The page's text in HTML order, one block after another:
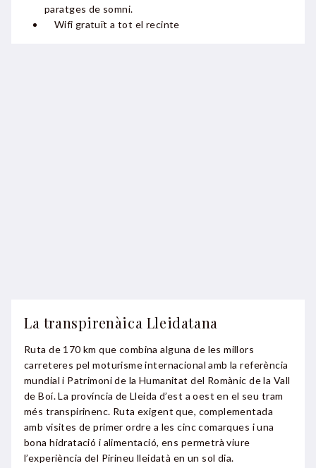
paratges de somni.
Wifi gratuït a tot el recinte
La transpirenàica Lleidatana
Ruta de 170 km que combina alguna de les millors
carreteres pel moturisme internacional amb la referència
mundial i Patrimoni de la Humanitat del Romànic de la Vall
de Boí. La província de Lleida d’est a oest en el seu tram
més transpirinenc. Ruta exigent que, complementada
amb visites de primer ordre a les cinc comarques i una
bona hidratació i alimentació, ens permetrà viure
l’experiència del Pirineu lleidatà en un sol dia.